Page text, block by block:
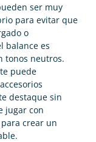
ser muy
para evitar que
o
balance es
tonos neutros.
puede
destaque sin
jugar con
crear un